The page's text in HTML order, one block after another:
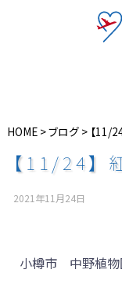
HOME>ブログ> 【11/
【11/24】
2021年11月24日
小樽市 中野植物